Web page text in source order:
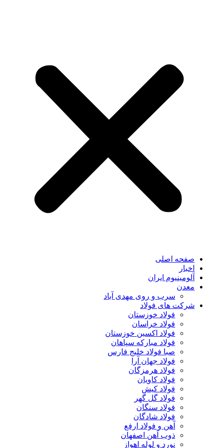
صفحه اصلی
اخبار
آلومینیوم ایران
معدن
سرب و روی مهدی آباد
شرکت های فولاد
فولاد خوزستان
فولاد خراسان
فولاد اکسین خوزستان
فولاد مبارکه سپاهان
صبا فولاد خلیج فارس
فولاد جهان آرا
فولاد هرمزگان
فولاد کاویان
فولاد کیش
فولاد گل گهر
فولاد سنگان
فولاد شادگان
آهن و فولاد ارفع
ذوب آهن اصفهان
نورد و لوله اهواز